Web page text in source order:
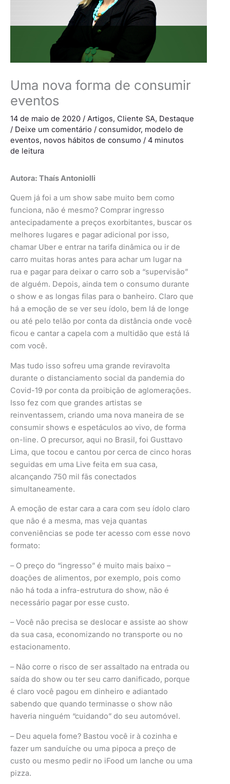
Uma nova forma de consumir
eventos
14 de maio de 2020 / Artigos, Cliente SA, Destaque
/ Deixe um comentário / consumidor, modelo de
eventos, novos hábitos de consumo / 4 minutos
de leitura
Autora: Thaís Antoniolli
Quem já foi a um show sabe muito bem como
funciona, não é mesmo? Comprar ingresso
antecipadamente a preços exorbitantes, buscar os
melhores lugares e pagar adicional por isso,
chamar Uber e entrar na tarifa dinâmica ou ir de
carro muitas horas antes para achar um lugar na
rua e pagar para deixar o carro sob a “supervisão”
de alguém. Depois, ainda tem o consumo durante
o show e as longas filas para o banheiro. Claro que
há a emoção de se ver seu ídolo, bem lá de longe
ou até pelo telão por conta da distância onde você
ficou e cantar a capela com a multidão que está lá
com você.
Mas tudo isso sofreu uma grande reviravolta
durante o distanciamento social da pandemia do
Covid-19 por conta da proibição de aglomerações.
Isso fez com que grandes artistas se
reinventassem, criando uma nova maneira de se
consumir shows e espetáculos ao vivo, de forma
on-line. O precursor, aqui no Brasil, foi Gusttavo
Lima, que tocou e cantou por cerca de cinco horas
seguidas em uma Live feita em sua casa,
alcançando 750 mil fãs conectados
simultaneamente.
A emoção de estar cara a cara com seu ídolo claro
que não é a mesma, mas veja quantas
conveniências se pode ter acesso com esse novo
formato:
– O preço do “ingresso” é muito mais baixo –
doações de alimentos, por exemplo, pois como
não há toda a infra-estrutura do show, não é
necessário pagar por esse custo.
– Você não precisa se deslocar e assiste ao show
da sua casa, economizando no transporte ou no
estacionamento.
– Não corre o risco de ser assaltado na entrada ou
saída do show ou ter seu carro danificado, porque
é claro você pagou em dinheiro e adiantado
sabendo que quando terminasse o show não
haveria ninguém “cuidando” do seu automóvel.
– Deu aquela fome? Bastou você ir à cozinha e
fazer um sanduíche ou uma pipoca a preço de
custo ou mesmo pedir no iFood um lanche ou uma
pizza.